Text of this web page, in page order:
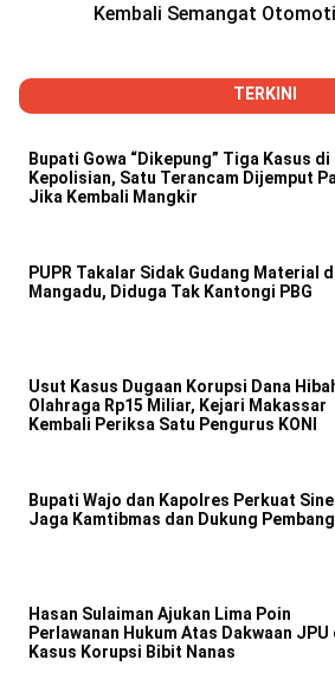
Kembali Semangat
TERKINI
Bupati Gowa “Dikepung” Tiga Kasus di
Kepolisian, Satu Terancam Dijemput
Jika Kembali Mangkir
PUPR Takalar Sidak Gudang Material
Mangadu, Diduga Tak Kantongi PBG
Usut Kasus Dugaan Korupsi Dana
Olahraga Rp15 Miliar, Kejari Makassar
Kembali Periksa Satu Pengurus KONI
Bupati Wajo dan Kapolres Perkuat
Jaga Kamtibmas dan Dukung
Hasan Sulaiman Ajukan Lima Poin
Perlawanan Hukum Atas Dakwaan JPU
Kasus Korupsi Bibit Nanas